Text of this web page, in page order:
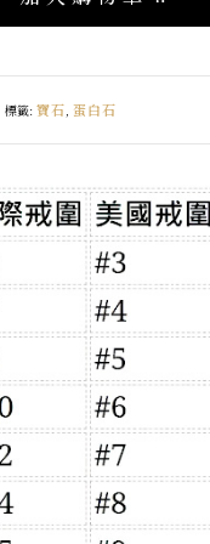
標籤: 寶石, 蛋白石